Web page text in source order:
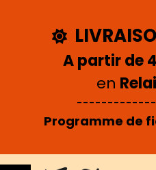

A partir de
en
Programme de